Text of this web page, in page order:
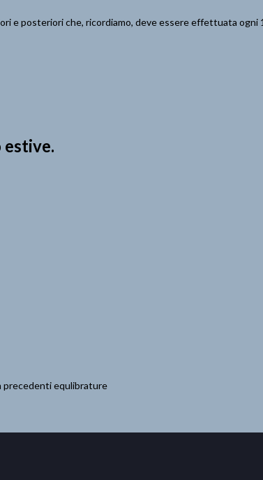
e posteriori che, ricordiamo, deve essere effettuata ogni
estive.
precedenti equlibrature